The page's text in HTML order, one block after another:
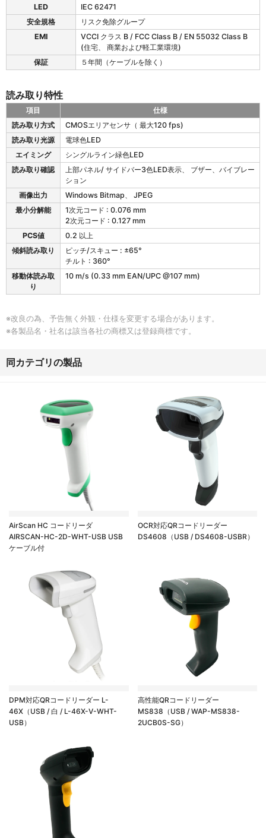
LED
IEC 62471
安全規格
リスク免除グループ
EMI
VCCI クラス B / FCC Class B / EN 55032 Class B
(住宅、 商業および軽工業環境)
保証
５年間（ケーブルを除く）
読み取り特性
-
X
の
り
性
様
項目
仕様
読み取り方式
CMOSエリアセンサ（ 最大120 fps)
読み取り光源
電球色LED
エイミング
シングルライン緑色LED
読み取り確認
上部パネル/ サイドバー3色LED表示、 ブザー、バイブレー
ション
画像出力
Windows Bitmap、 JPEG
最小分解能
1次元コード : 0.076 mm
2次元コード : 0.127 mm
PCS値
0.2 以上
傾斜読み取り
ピッチ/スキュー : ±65°
チルト : 360°
移動体読み取
り
10 m/s (0.33 mm EAN/UPC @107 mm)
※改良の為、予告無く外観・仕様を変更する場合があります。
※各製品名・社名は該当各社の商標又は登録商標です。
同カテゴリの製品
AirScan HC コードリーダ
AIRSCAN-HC-2D-WHT-USB USB
ケーブル付
OCR対応QRコードリーダー
DS4608（USB / DS4608-USBR）
DPM対応QRコードリーダー L-
46X（USB / 白 / L-46X-V-WHT-
USB）
高性能QRコードリーダー
MS838（USB / WAP-MS838-
2UCB0S-SG）